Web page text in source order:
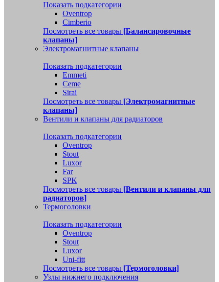
Показать подкатегории
Oventrop
Cimberio
Посмотреть все товары [Балансировочные
клапаны]
Электромагнитные клапаны
Показать подкатегории
Emmeti
Ceme
Sirai
Посмотреть все товары [Электромагнитные
клапаны]
Вентили и клапаны для радиаторов
Показать подкатегории
Oventrop
Stout
Luxor
Far
SPK
Посмотреть все товары [Вентили и клапаны для
радиаторов]
Термоголовки
Показать подкатегории
Oventrop
Stout
Luxor
Uni-fitt
Посмотреть все товары [Термоголовки]
Узлы нижнего подключения